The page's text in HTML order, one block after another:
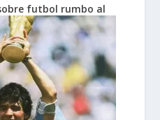
futbol rumbo al